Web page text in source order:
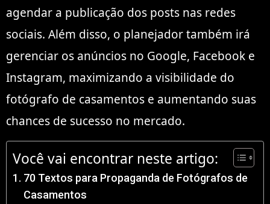
agendar a publicação dos posts nas redes
sociais. Além disso, o planejador também irá
gerenciar os anúncios no Google, Facebook e
Instagram, maximizando a visibilidade do
fotógrafo de casamentos e aumentando suas
chances de sucesso no mercado.
Você vai encontrar neste artigo:
70 Textos para Propaganda de Fotógrafos de
Casamentos